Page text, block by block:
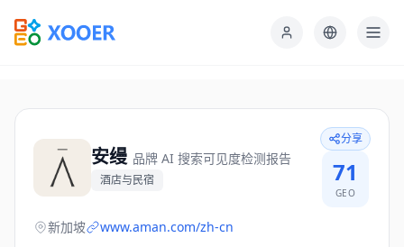
安缦 品牌 AI 搜索可见度检测报告
酒店与民宿
分享
71
GEO
新加坡
www.aman.com/zh-cn